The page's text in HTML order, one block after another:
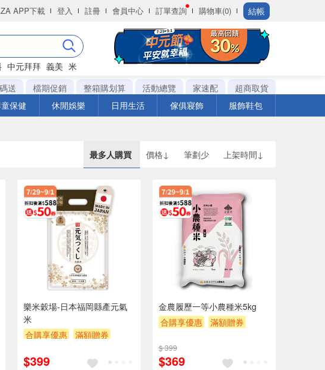
APP下載 登入 註冊 會員中心 訂單查詢 購物車(0) 結帳
中元拜拜 義美 米
送 檔期促銷 整箱購划算 活動總覽 家速配
超商取貨
保健 休閒娛樂 日用生活 傢俱寢飾 服飾鞋包
最多人購買 價格↓ 筆劃少 上架時間↓
樂米穀場-日本福岡縣產元氣
米
合購享優惠
滿額贈券
$399
金農履歷一等小農種米5kg
合購享優惠
滿額贈券
$ 399
$369